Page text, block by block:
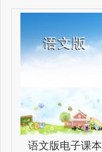
语文版电子课本